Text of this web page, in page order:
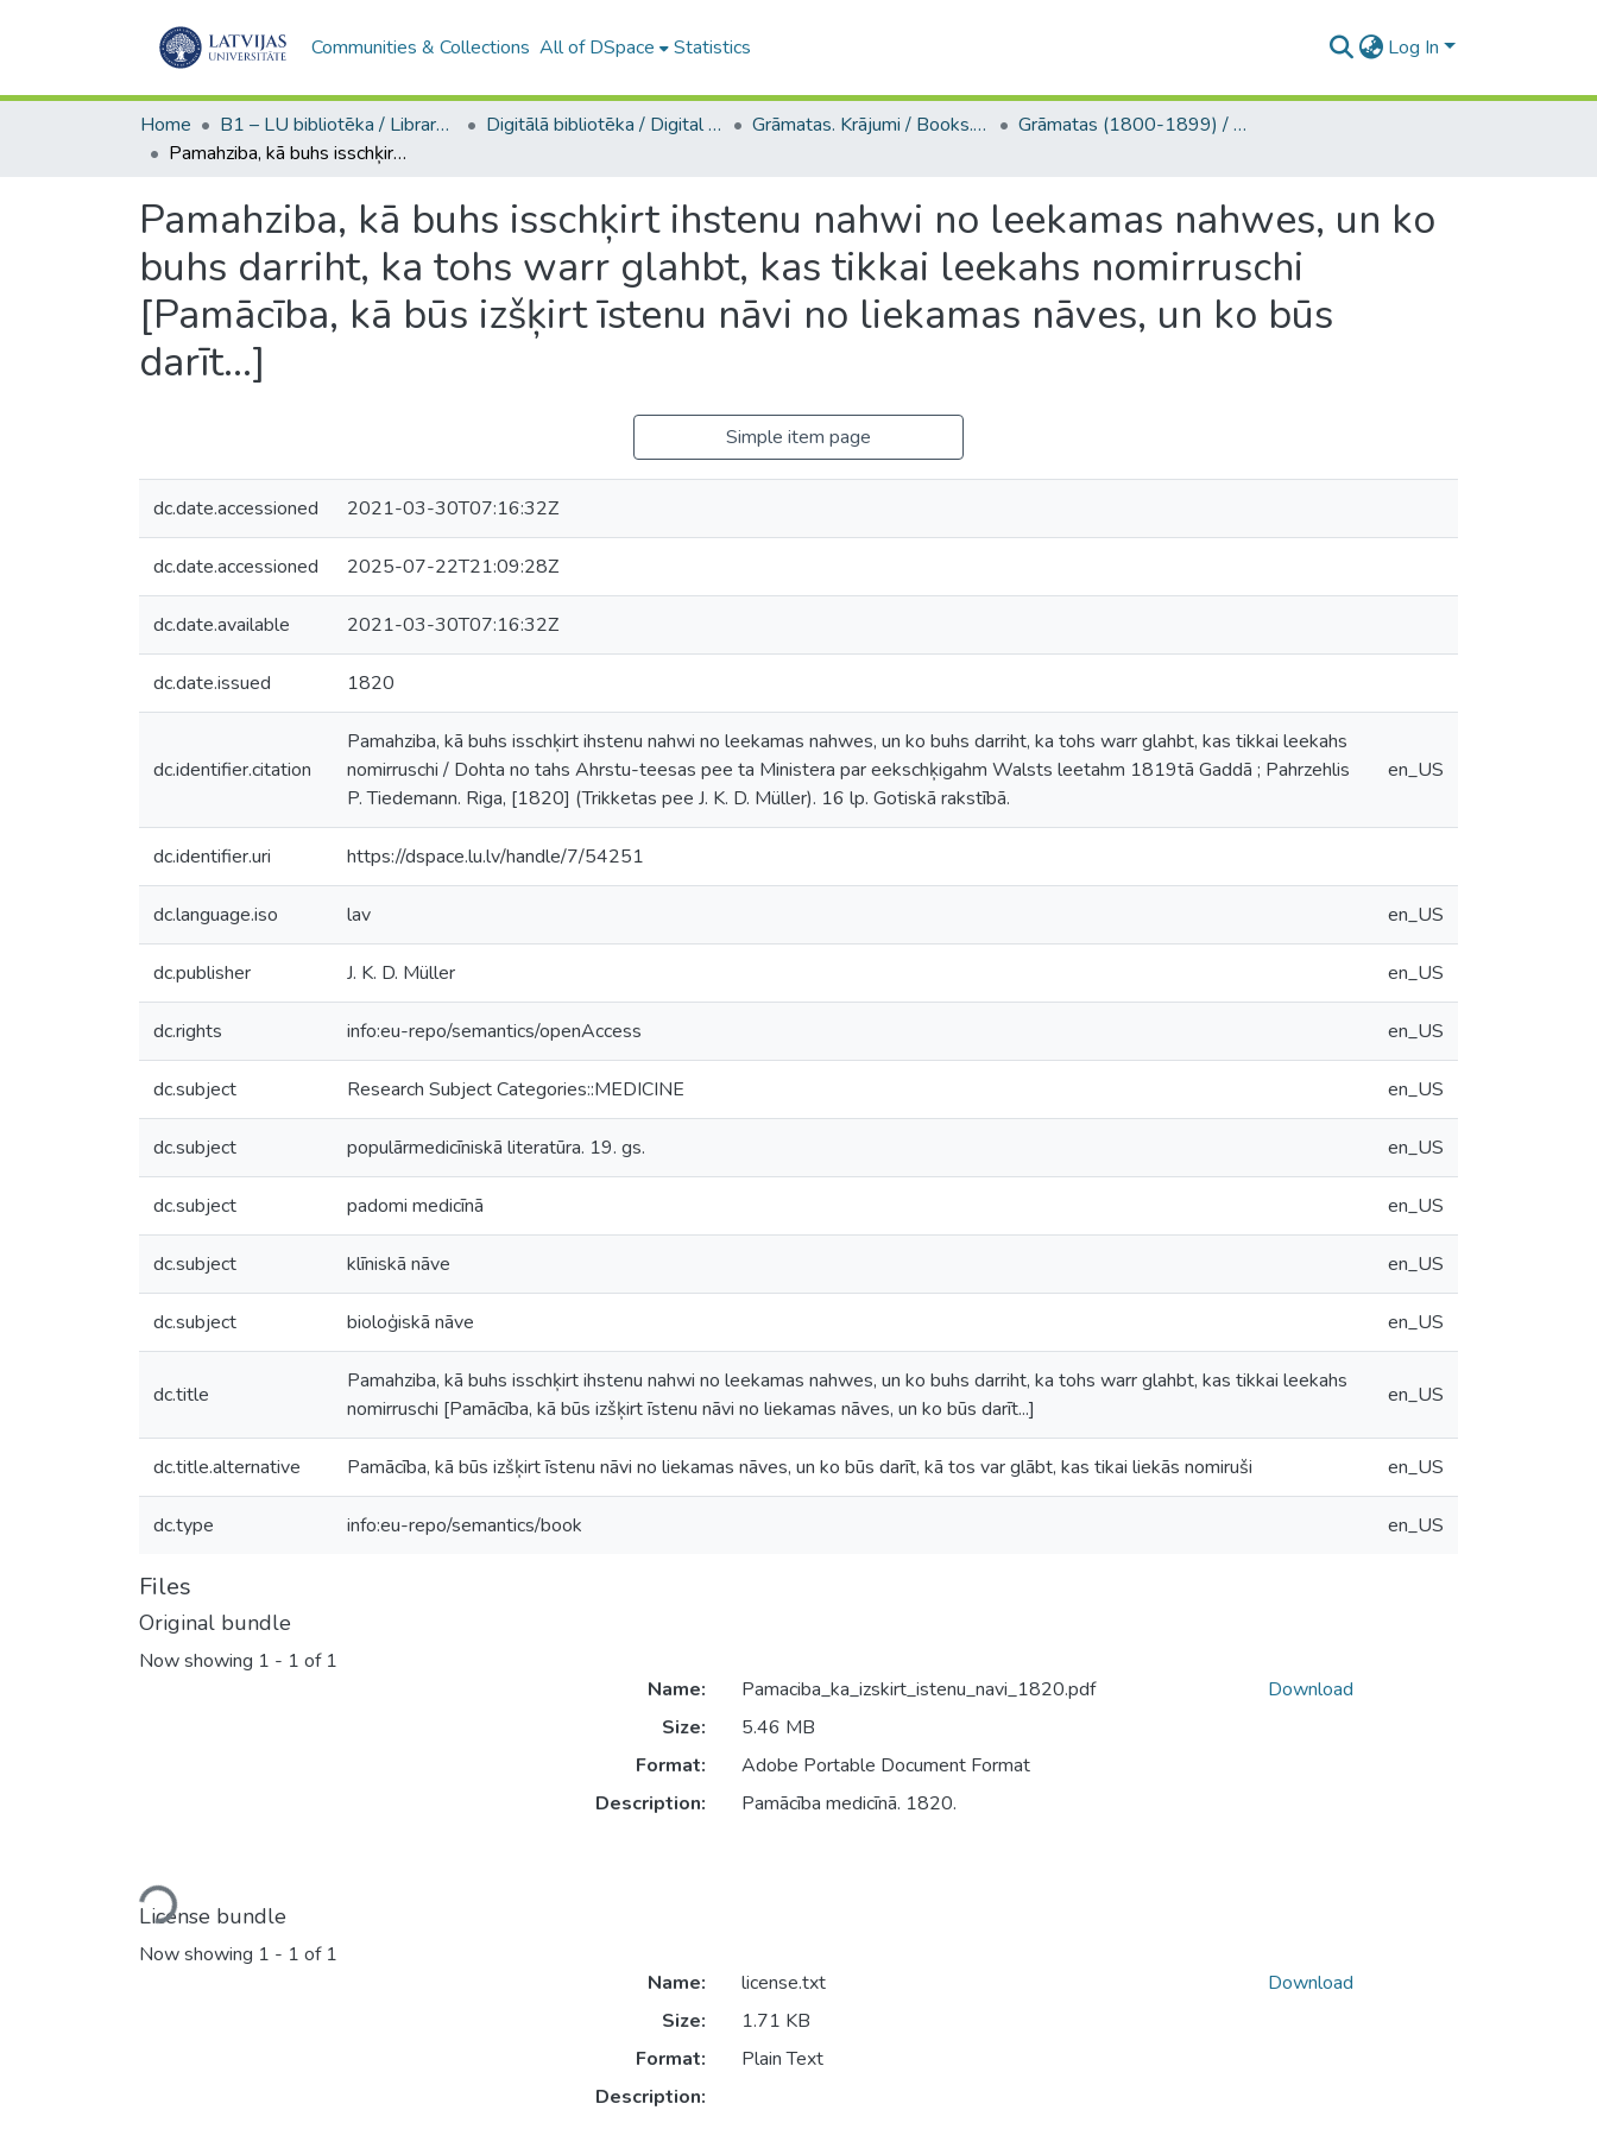
Communities & Collections All of DSpace Statistics Log In
Home B1 – LU bibliotēka / Library of the UL Digitālā bibliotēka / Digital library Grāmatas. Krājumi / Books. Collection of articles
Grāmatas (1800-1899) / Books
Pamahziba, kā buhs isschķirt ihstenu nahwi no leekamas nahwes, un ko buhs darriht, ka tohs warr glahbt, kas tikkai leekahs nomirruschi [Pamācība, kā būs izšķirt īstenu nāvi no liekamas nāves, un ko būs darīt...]
Pamahziba, kā buhs isschķirt ihstenu nahwi no leekamas nahwes, un ko
buhs darriht, ka tohs warr glahbt, kas tikkai leekahs nomirruschi
[Pamācība, kā būs izšķirt īstenu nāvi no liekamas nāves, un ko būs
darīt...]
Simple item page
dc.date.accessioned 2021-03-30T07:16:32Z
dc.date.accessioned 2025-07-22T21:09:28Z
dc.date.available 2021-03-30T07:16:32Z
dc.date.issued 1820
dc.identifier.citation
Pamahziba, kā buhs isschķirt ihstenu nahwi no leekamas nahwes, un ko buhs darriht, ka tohs warr glahbt, kas tikkai leekahs
nomirruschi / Dohta no tahs Ahrstu-teesas pee ta Ministera par eekschķigahm Walsts leetahm 1819tā Gaddā ; Pahrzehlis
P. Tiedemann. Riga, [1820] (Trikketas pee J. K. D. Müller). 16 lp. Gotiskā rakstībā.
en_US
dc.identifier.uri https://dspace.lu.lv/handle/7/54251
dc.language.iso lav en_US
dc.publisher J. K. D. Müller en_US
dc.rights info:eu-repo/semantics/openAccess en_US
dc.subject Research Subject Categories::MEDICINE en_US
dc.subject populārmedicīniskā literatūra. 19. gs. en_US
dc.subject padomi medicīnā en_US
dc.subject klīniskā nāve en_US
dc.subject bioloģiskā nāve en_US
dc.title
Pamahziba, kā buhs isschķirt ihstenu nahwi no leekamas nahwes, un ko buhs darriht, ka tohs warr glahbt, kas tikkai leekahs
nomirruschi [Pamācība, kā būs izšķirt īstenu nāvi no liekamas nāves, un ko būs darīt...]
en_US
dc.title.alternative Pamācība, kā būs izšķirt īstenu nāvi no liekamas nāves, un ko būs darīt, kā tos var glābt, kas tikai liekās nomiruši en_US
dc.type info:eu-repo/semantics/book en_US
Files
Original bundle
Now showing 1 - 1 of 1
Loading...
Name:
Pamaciba_ka_izskirt_istenu_navi_1820.pdf
Size:
5.46 MB
Format:
Adobe Portable Document Format
Description:
Pamācība medicīnā. 1820.
Download
License bundle
Now showing 1 - 1 of 1
Name:
license.txt
Size:
1.71 KB
Format:
Plain Text
Description:
Download